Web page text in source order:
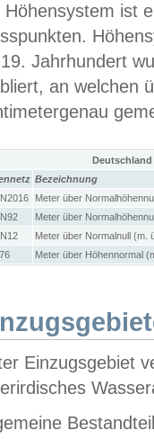
Höhensystem ist
Jahrhundert
an welchen
Bezeichnung
Meter über
Meter über
Meter über Normalnull (m.
Meter über Höhennormal
Einzugsgebiet